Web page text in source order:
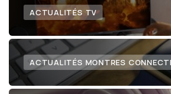
ACTUALITÉS TV
ACTUALITÉS MONTRES